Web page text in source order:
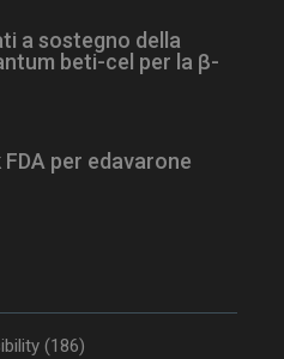
a sostegno della
beti-cel per la β-
per edavarone
(186)
Microsoft Corporation
Sessione